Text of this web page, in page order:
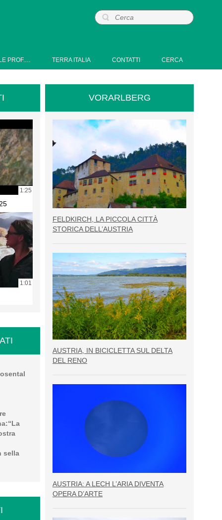
PROF.… TERRA ITALIA CONTATTI CERCA
1:25
1:01
sella
VORARLBERG
FELDKIRCH, LA PICCOLA CITTÀ
STORICA DELL’AUSTRIA
AUSTRIA, IN BICICLETTA SUL DELTA
DEL RENO
AUSTRIA: A LECH L’ARIA DIVENTA
OPERA D’ARTE